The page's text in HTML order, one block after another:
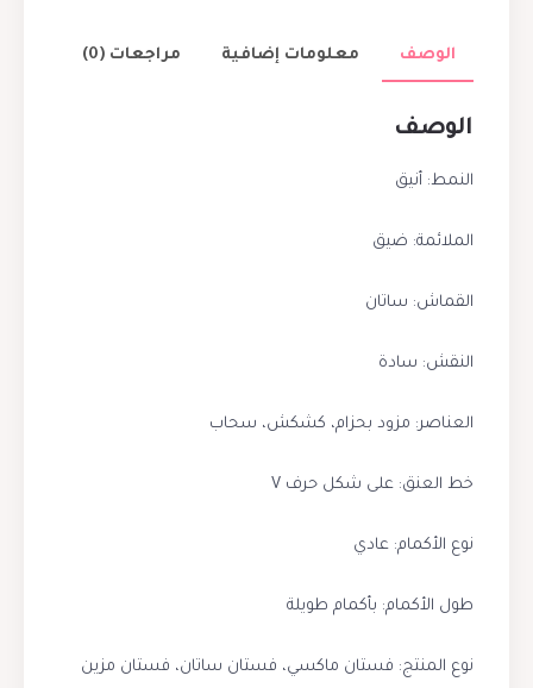
الوصف معلومات إضافية مراجعات (0)
الوصف
النمط: أنيق
الملائمة: ضيق
القماش: ساتان
النقش: سادة
العناصر: مزود بحزام، كشكش، سحاب
خط العنق: على شكل حرف V
نوع الأكمام: عادي
طول الأكمام: بأكمام طويلة
نوع المنتج: فستان ماكسي، فستان ساتان، فستان مزين